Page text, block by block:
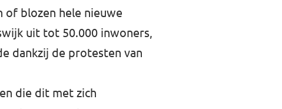
of blozen hele nieuwe
uit tot 50.000 inwoners,
dankzij de protesten van
die dit met zich